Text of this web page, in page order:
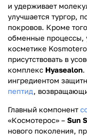
и удерживает
улучшается тургор,
покровов. Кроме
обменные процессы,
косметике
присутствовать в
комплекс Hyasealon.
ингредиентом
пептид,
Главный компонент
«Космотерос» – Sun
нового поколения,